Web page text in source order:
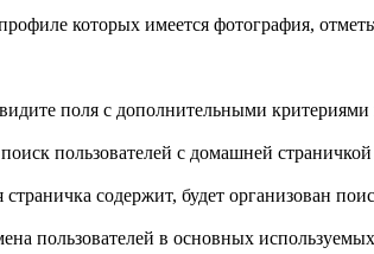
которых имеется фотография,
поля с дополнительными критериями
пользователей с домашней
содержит, будет организован
пользователей в основных